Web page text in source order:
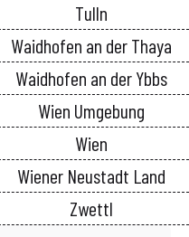
Tulln
Waidhofen an der Thaya
Waidhofen an der Ybbs
Wien Umgebung
Wien
Wiener Neustadt Land
Zwettl